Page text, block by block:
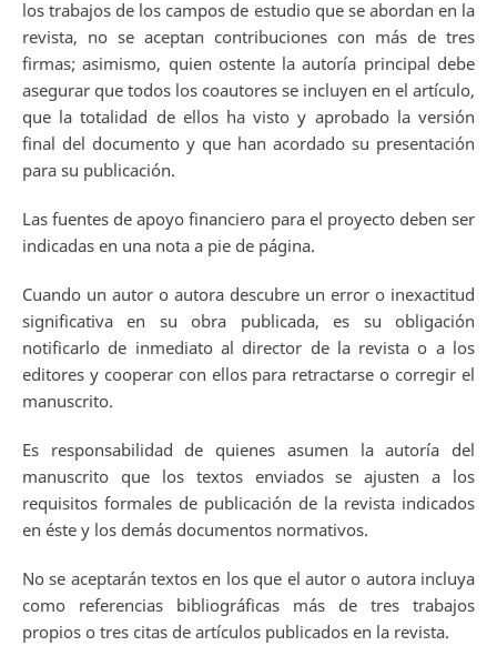
los trabajos de los campos de estudio que se abordan en la
revista, no se aceptan contribuciones con más de tres
firmas; asimismo, quien ostente la autoría principal debe
asegurar que todos los coautores se incluyen en el artículo,
que la totalidad de ellos ha visto y aprobado la versión
final del documento y que han acordado su presentación
para su publicación.
Las fuentes de apoyo financiero para el proyecto deben ser
indicadas en una nota a pie de página.
Cuando un autor o autora descubre un error o inexactitud
significativa en su obra publicada, es su obligación
notificarlo de inmediato al director de la revista o a los
editores y cooperar con ellos para retractarse o corregir el
manuscrito.
Es responsabilidad de quienes asumen la autoría del
manuscrito que los textos enviados se ajusten a los
requisitos formales de publicación de la revista indicados
en éste y los demás documentos normativos.
No se aceptarán textos en los que el autor o autora incluya
como referencias bibliográficas más de tres trabajos
propios o tres citas de artículos publicados en la revista.